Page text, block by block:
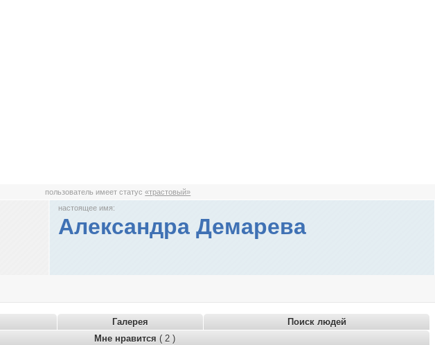
пользователь имеет статус«трастовый»
настоящее имя:
Александра Демарева
Галерея
Поиск людей
Мне нравится ( 2 )